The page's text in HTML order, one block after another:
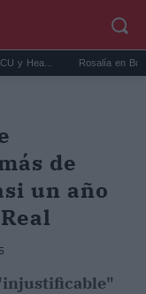
Rosalía en Buenos
de
un año